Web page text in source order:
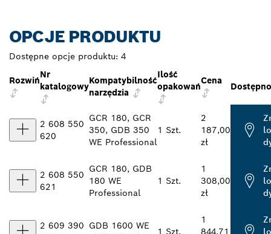
OPCJE PRODUKTU
Dostępne opcje produktu: 4
Rozwiń
Nr
katalogowy
Kompatybilność
narzędzia
Ilość
opakowań
Cena
2 608 550
620
GCR 180, GCR
350, GDB 350
WE Professional
1 Szt.
2
187,00
zł
2 608 550
621
GCR 180, GDB
180 WE
Professional
1 Szt.
1
308,00
zł
2 609 390 GDB 1600 WE
1 Szt.
1
844,71